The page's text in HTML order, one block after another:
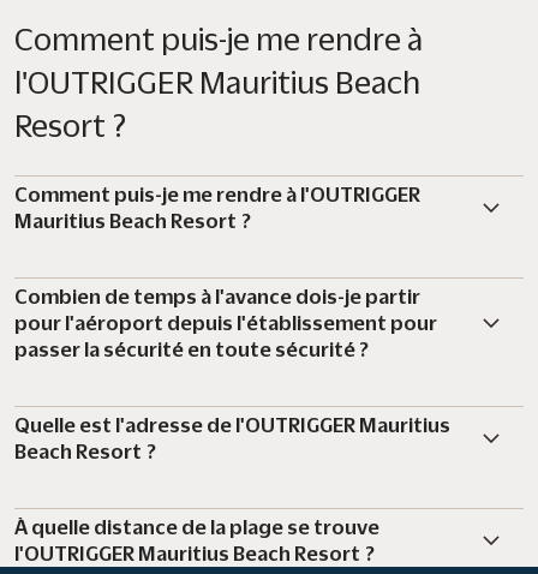
Comment puis-je me rendre à
l'OUTRIGGER Mauritius Beach
Resort ?
Comment puis-je me rendre à l'OUTRIGGER
Mauritius Beach Resort ?
Combien de temps à l'avance dois-je partir
pour l'aéroport depuis l'établissement pour
passer la sécurité en toute sécurité ?
Quelle est l'adresse de l'OUTRIGGER Mauritius
Beach Resort ?
À quelle distance de la plage se trouve
l'OUTRIGGER Mauritius Beach Resort ?